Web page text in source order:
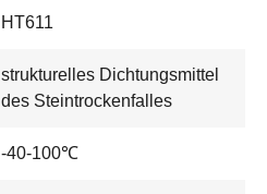
HT611
strukturelles Dichtungsmittel
des Steintrockenfalles
-40-100℃